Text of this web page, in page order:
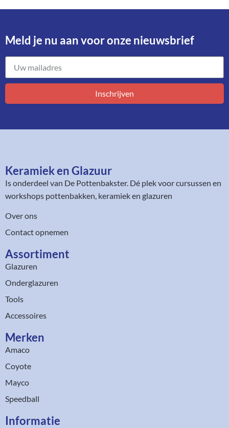
Meld je nu aan voor onze nieuwsbrief​
Inschrijven
Keramiek en Glazuur​
Is onderdeel van De Pottenbakster. Dé plek voor cursussen en
workshops pottenbakken, keramiek en glazuren
Over ons
Contact opnemen
Assortiment​
Glazuren
Onderglazuren
Tools
Accessoires
Merken
Amaco
Coyote
Mayco
Speedball
Informatie